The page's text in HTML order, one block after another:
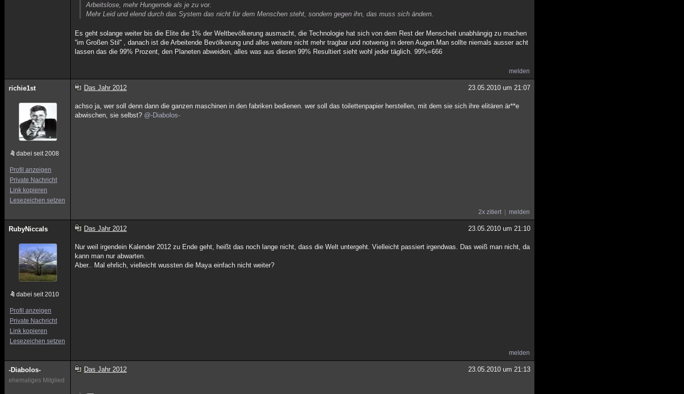
Arbeitslose, mehr Hungernde als je zu vor.
Mehr Leid und elend durch das System das nicht für dem Menschen steht, sondern gegen ihn, das muss sich ändern.
Es geht solange weiter bis die Elite die 1% der Weltbevölkerung ausmacht, die Technologie hat sich von dem Rest der Menscheit unabhängig zu machen
''im Großen Stil'' , danach ist die Arbeitende Bevölkerung und alles weitere nicht mehr tragbar und notwenig in deren Augen.Man sollte niemals ausser acht
lassen das die 99% Prozent, den Planeten abweiden, alles was aus diesen 99% Resultiert sieht wohl jeder täglich. 99%=666
melden
richie1st
dabei seit 2008
Profil anzeigen
Private Nachricht
Link kopieren
Lesezeichen setzen
Das Jahr 2012 23.05.2010 um 21:07
achso ja, wer soll denn dann die ganzen maschinen in den fabriken bedienen. wer soll das toilettenpapier herstellen, mit dem sie sich ihre elitären är**e
abwischen, sie selbst? @-Diabolos-
2x zitiert melden
RubyNiccals
dabei seit 2010
Profil anzeigen
Private Nachricht
Link kopieren
Lesezeichen setzen
Das Jahr 2012 23.05.2010 um 21:10
Nur weil irgendein Kalender 2012 zu Ende geht, heißt das noch lange nicht, dass die Welt untergeht. Vielleicht passiert irgendwas. Das weiß man nicht, da
kann man nur abwarten.
Aber.. Mal ehrlich, vielleicht wussten die Maya einfach nicht weiter?
melden
-Diabolos-
ehemaliges Mitglied
Das Jahr 2012 23.05.2010 um 21:13